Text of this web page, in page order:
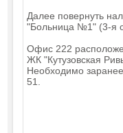
Далее повернуть
"Больница №1" (3-я
Офис 222
ЖК "Кутузовская
Необходимо
51